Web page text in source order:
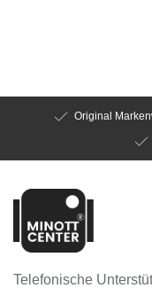
Original
Telefonische